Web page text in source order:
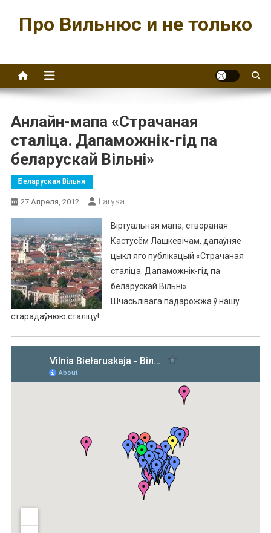
содержимому
Про Вильнюс и не только
Анлайн-мапа «Страчаная
сталіца. Дапаможнік-гід па
беларускай Вільні»
Беларуская Вільня
27 Апреля, 2012 Larysa
Віртуальная мапа, створаная
Кастусём Лашкевічам, дапаўняе
цыкл яго публікацый «Страчаная
сталіца. Дапаможнік-гід па
беларускай Вільні».
Шчасьлівага падарожжа ў нашу
старадаўнюю сталіцу!